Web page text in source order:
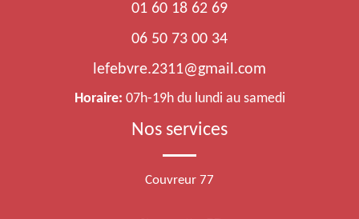
01 60 18 62 69
06 50 73 00 34
lefebvre.2311@gmail.com
Horaire: 07h-19h du lundi au samedi
Nos services
Couvreur 77